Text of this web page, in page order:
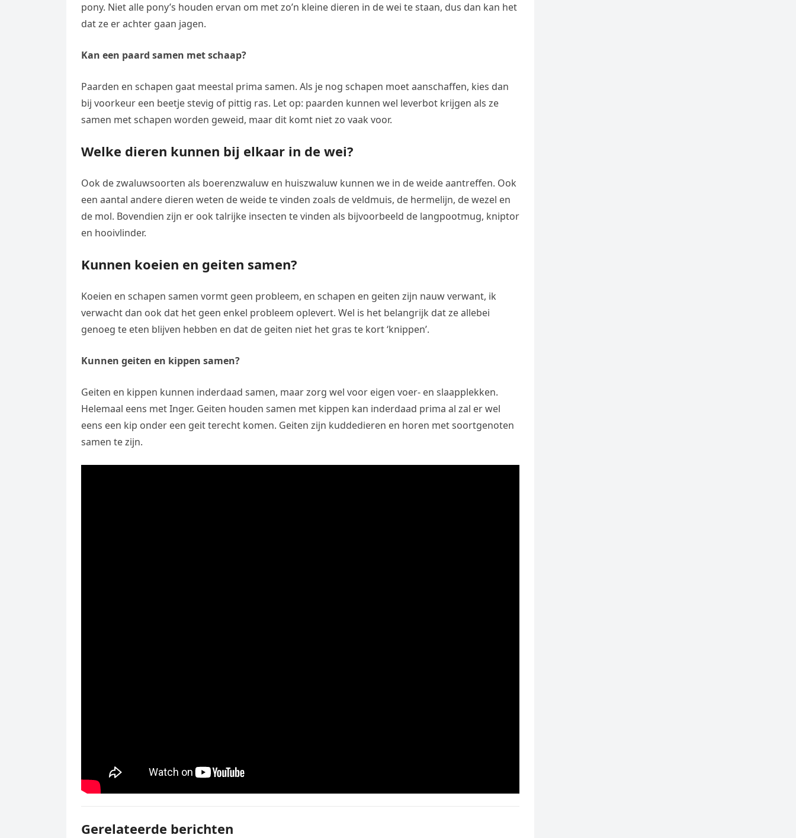
pony. Niet alle pony’s houden ervan om met zo’n kleine dieren in de wei te staan, dus dan kan het
dat ze er achter gaan jagen.
Kan een paard samen met schaap?
Paarden en schapen gaat meestal prima samen. Als je nog schapen moet aanschaffen, kies dan
bij voorkeur een beetje stevig of pittig ras. Let op: paarden kunnen wel leverbot krijgen als ze
samen met schapen worden geweid, maar dit komt niet zo vaak voor.
Welke dieren kunnen bij elkaar in de wei?
Ook de zwaluwsoorten als boerenzwaluw en huiszwaluw kunnen we in de weide aantreffen. Ook
een aantal andere dieren weten de weide te vinden zoals de veldmuis, de hermelijn, de wezel en
de mol. Bovendien zijn er ook talrijke insecten te vinden als bijvoorbeeld de langpootmug, kniptor
en hooivlinder.
Kunnen koeien en geiten samen?
Koeien en schapen samen vormt geen probleem, en schapen en geiten zijn nauw verwant, ik
verwacht dan ook dat het geen enkel probleem oplevert. Wel is het belangrijk dat ze allebei
genoeg te eten blijven hebben en dat de geiten niet het gras te kort ‘knippen’.
Kunnen geiten en kippen samen?
Geiten en kippen kunnen inderdaad samen, maar zorg wel voor eigen voer- en slaapplekken.
Helemaal eens met Inger. Geiten houden samen met kippen kan inderdaad prima al zal er wel
eens een kip onder een geit terecht komen. Geiten zijn kuddedieren en horen met soortgenoten
samen te zijn.
Gerelateerde berichten